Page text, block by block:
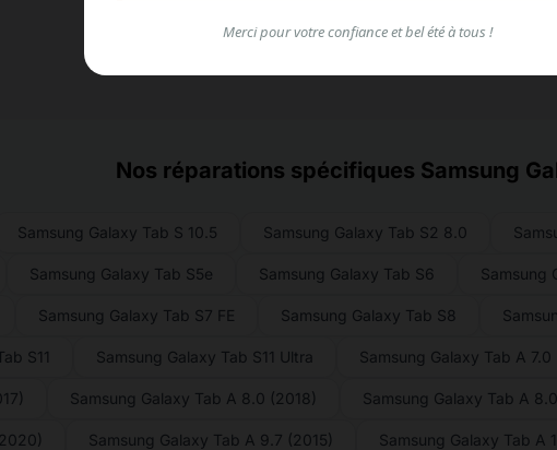
Nos réparations spécifiques Samsung
Samsung Galaxy Tab S 10.5 Samsung Galaxy Tab S2 8.0
Samsung Galaxy Tab S5e Samsung Galaxy Tab S6 Samsung
Samsung Galaxy Tab S7 FE Samsung Galaxy Tab S8
S11 Samsung Galaxy Tab S11 Ultra Samsung Galaxy Tab A 7.0
Samsung Galaxy Tab A 8.0 (2018) Samsung Galaxy Tab A
Samsung Galaxy Tab A 9.7 (2015) Samsung Galaxy Tab A
Merci pour votre confiance et bel été à tous !